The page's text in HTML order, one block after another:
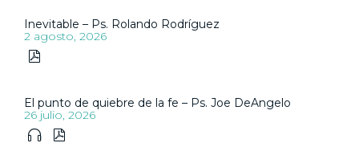
Inevitable – Ps. Rolando Rodríguez
2 agosto, 2026

El punto de quiebre de la fe – Ps. Joe DeAngelo
26 julio, 2026
 